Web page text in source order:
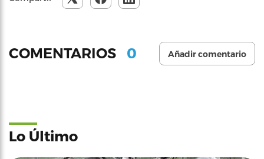
COMENTARIOS 0 Añadir comentario
Lo Último